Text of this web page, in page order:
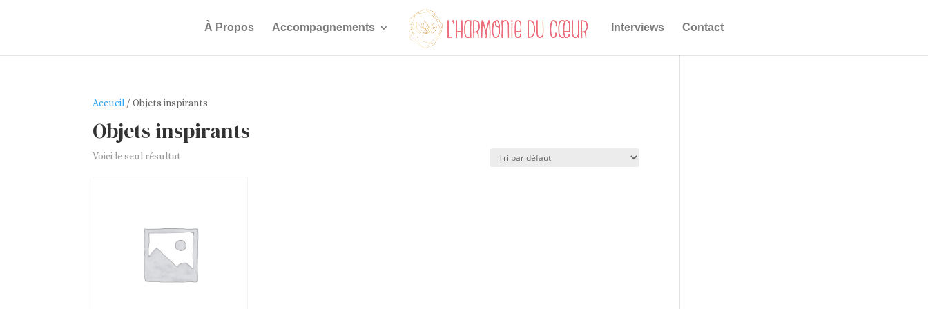
À Propos Accompagnements Interviews Contact
Accueil / Objets inspirants
Objets inspirants
Voici le seul résultat